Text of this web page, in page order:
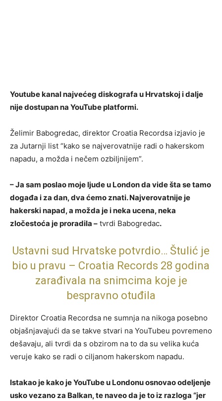
Youtube kanal najvećeg diskografa u Hrvatskoj i dalje
nije dostupan na YouTube platformi.
Želimir Babogredac, direktor Croatia Recordsa izjavio je
za Jutarnji list “kako se najverovatnije radi o hakerskom
napadu, a možda i nečem ozbiljnijem”.
– Ja sam poslao moje ljude u London da vide šta se tamo
događa i za dan, dva ćemo znati. Najverovatnije je
hakerski napad, a možda je i neka ucena, neka
zločestoća je proradila – tvrdi Babogredac.
Ustavni sud Hrvatske potvrdio… Štulić je
bio u pravu – Croatia Records 28 godina
zarađivala na snimcima koje je
bespravno otuđila
Direktor Croatia Recordsa ne sumnja na nikoga posebno
objašnjavajući da se takve stvari na YouTubeu povremeno
dešavaju, ali tvrdi da s obzirom na to da su velika kuća
veruje kako se radi o ciljanom hakerskom napadu.
Istakao je kako je YouTube u Londonu osnovao odeljenje
usko vezano za Balkan, te naveo da je to iz razloga “jer